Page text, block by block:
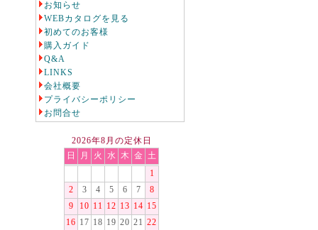
お知らせ
WEBカタログを見る
初めてのお客様
購入ガイド
Q&A
LINKS
会社概要
プライバシーポリシー
お問合せ
2026年8月の定休日
日
月 火 水 木 金
土
1
2
3 4 5 6 7
8
9
10 11 12 13 14 15
16 17 18 19 20 21 22